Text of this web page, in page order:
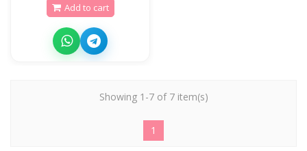
Add to cart
Showing 1-7 of 7 item(s)
1